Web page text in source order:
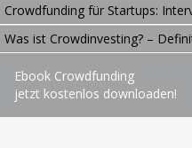
Crowdfunding für Startups:
Was ist Crowdinvesting? –
Ebook Crowdfunding
jetzt kostenlos downloaden!